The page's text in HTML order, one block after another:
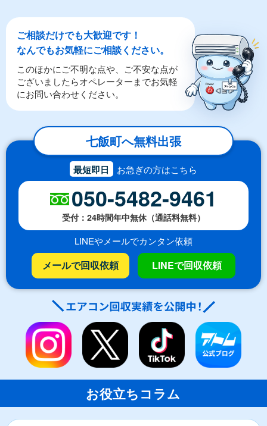
ご相談だけでも大歓迎です！
なんでもお気軽にご相談ください。
このほかにご不明な点や、ご不安な点が
ございましたらオペレーターまでお気軽
にお問い合わせください。
七飯町へ無料出張
最短即日 お急ぎの方はこちら
050-5482-9461
受付：24時間年中無休（通話料無料）
LINEやメールでカンタン依頼
メールで回収依頼 LINEで回収依頼
お役立ちコラム